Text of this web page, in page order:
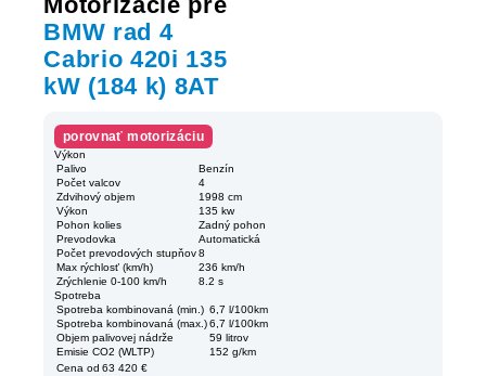
BMW rad 4
Cabrio 420i 135
kW (184 k) 8AT
porovnať motorizáciu
Výkon
Palivo
Benzín
Počet valcov
4
Zdvihový objem
1998 cm
Výkon
135 kw
Pohon kolies
Zadný pohon
Prevodovka
Automatická
Počet prevodových stupňov 8
Max rýchlosť (km/h)
236 km/h
Zrýchlenie 0-100 km/h
8.2 s
Spotreba
Spotreba kombinovaná (min.) 6,7 l/100km
Spotreba kombinovaná (max.) 6,7 l/100km
Objem palivovej nádrže
59 litrov
Emisie CO2 (WLTP)
152 g/km
Cena od 63 420 €